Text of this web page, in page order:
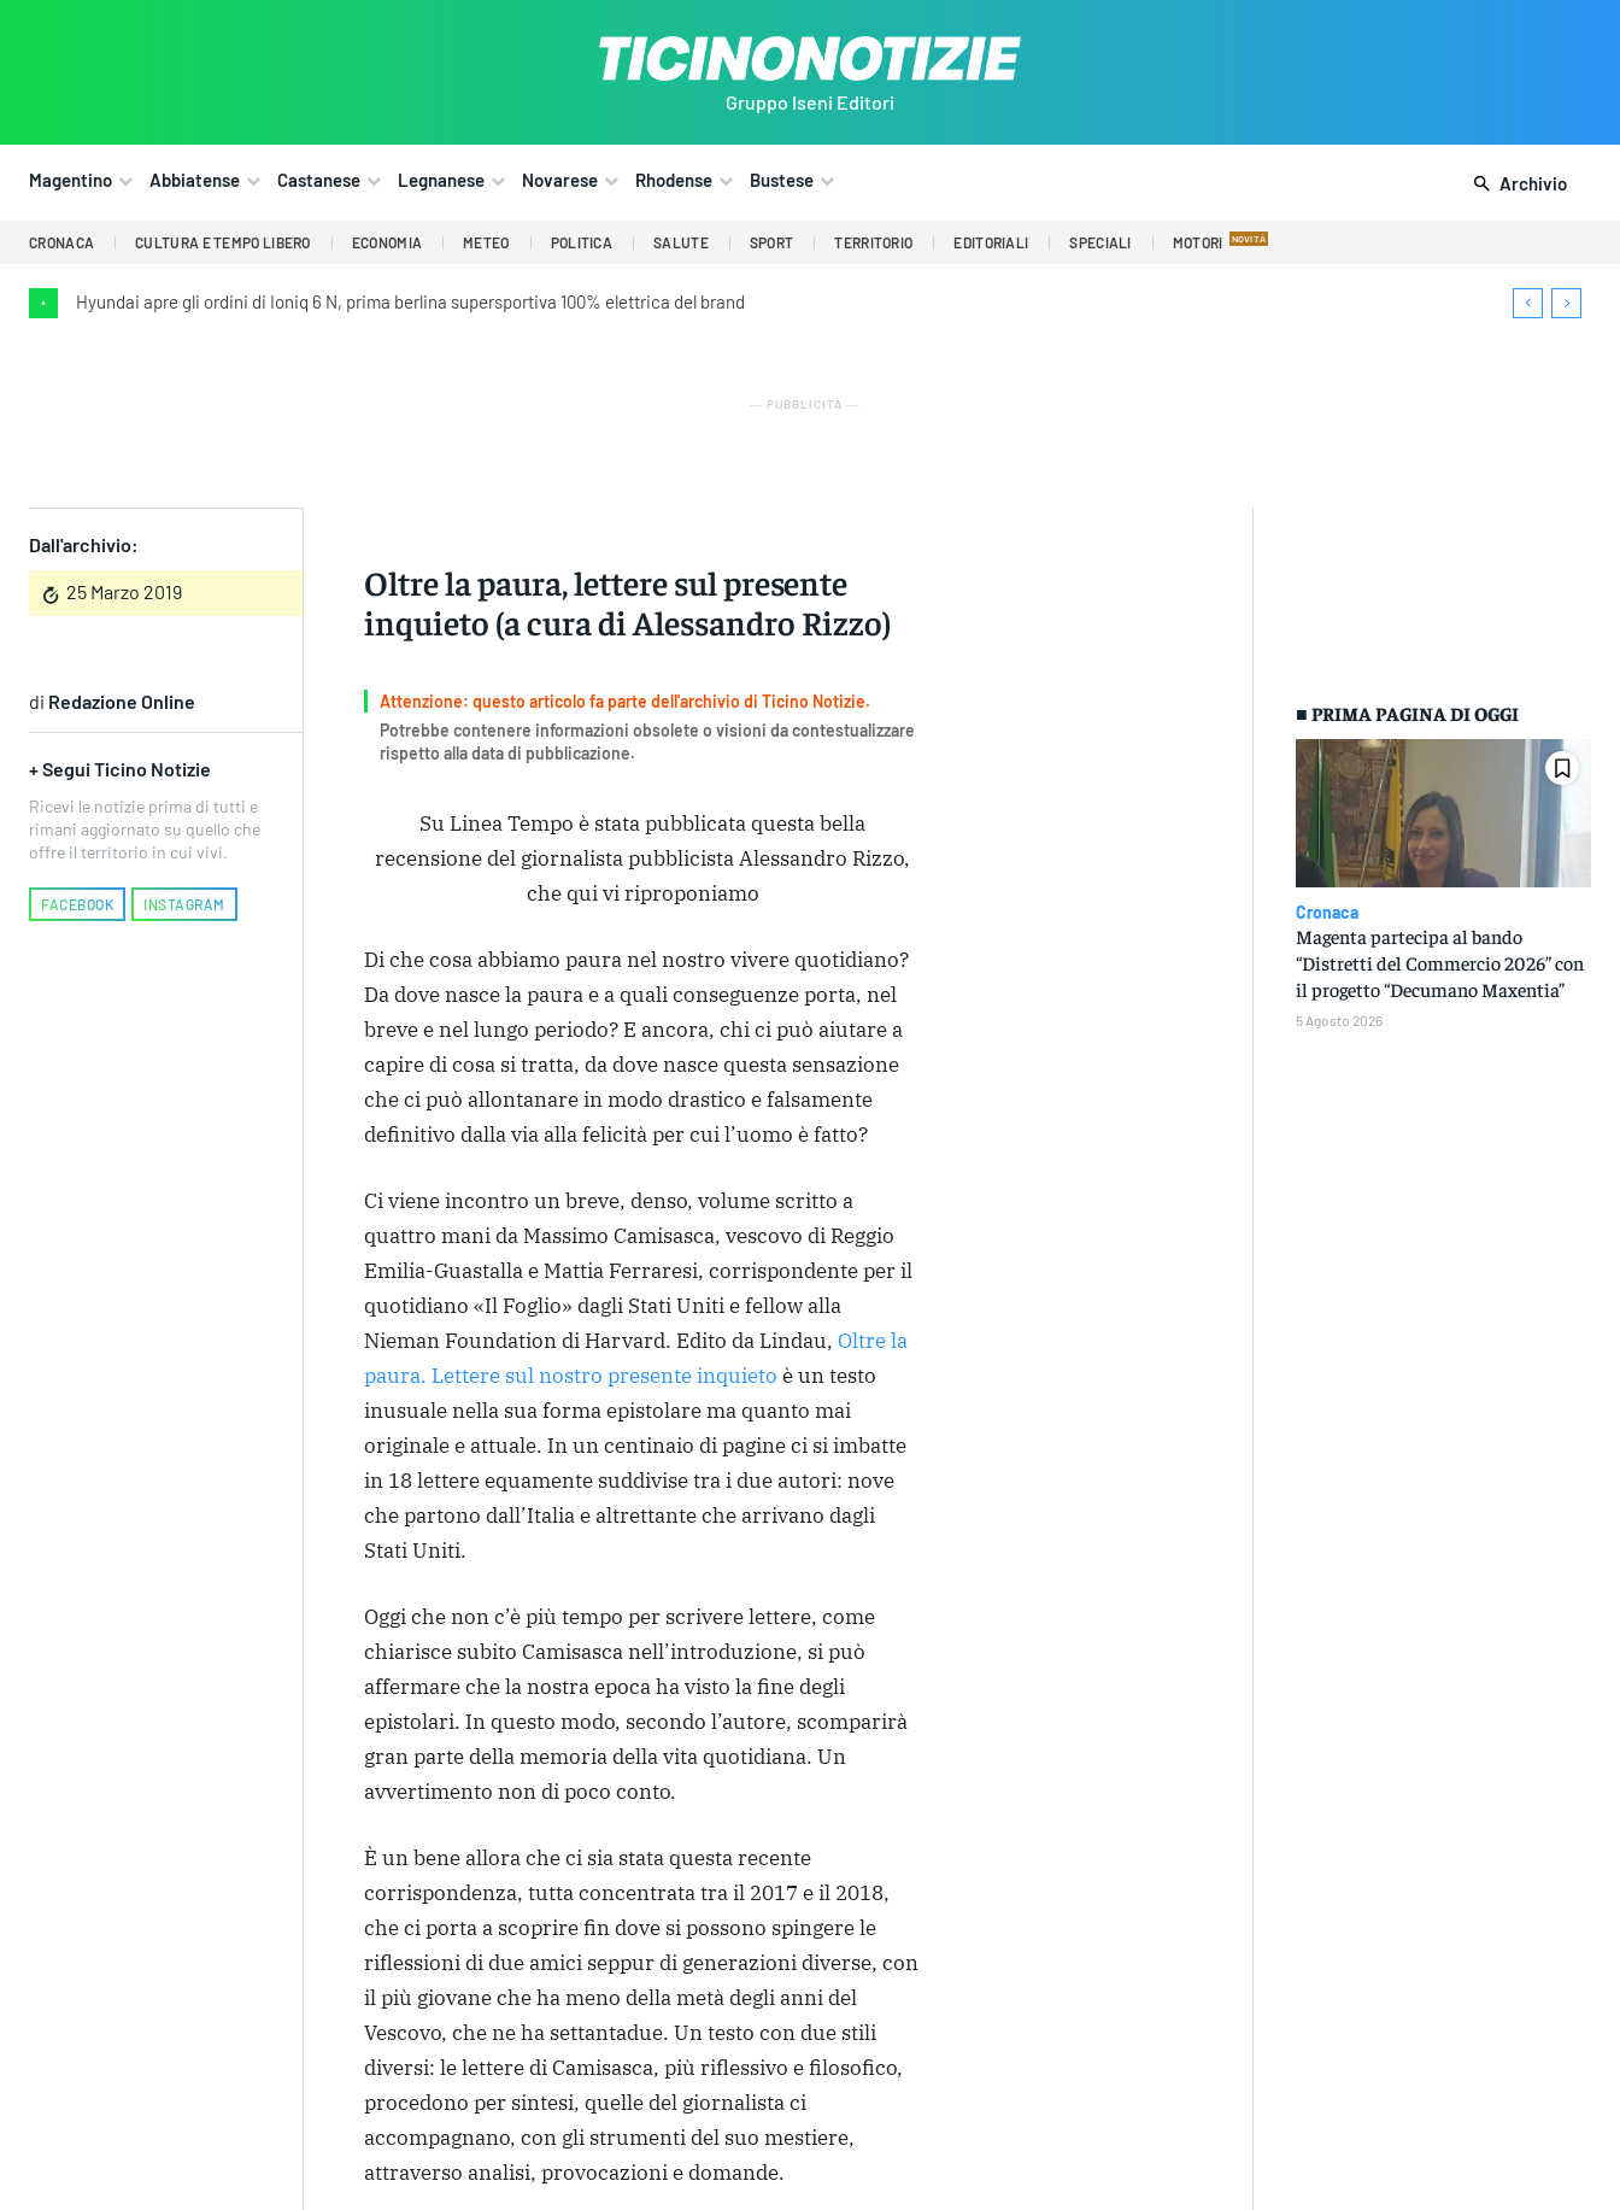
Gruppo Iseni Editori
Magentino Abbiatense Castanese Legnanese Novarese Rhodense Bustese Archivio
CRONACA CULTURA E TEMPO LIBERO ECONOMIA METEO POLITICA SALUTE SPORT TERRITORIO EDITORIALI SPECIALI MOTORI
• Hyundai apre gli ordini di Ioniq 6 N, prima berlina supersportiva 100% elettrica del brand
― PUBBLICITÀ ―
Dall'archivio:
25 Marzo 2019
Oltre la paura, lettere sul presente
inquieto (a cura di Alessandro Rizzo)
di Redazione Online
+ Segui Ticino Notizie
Ricevi le notizie prima di tutti e
rimani aggiornato su quello che
offre il territorio in cui vivi.
FACEBOOK INSTAGRAM
Attenzione: questo articolo fa parte dell'archivio di Ticino Notizie.
Potrebbe contenere informazioni obsolete o visioni da contestualizzare
rispetto alla data di pubblicazione.
Su Linea Tempo è stata pubblicata questa bella
recensione del giornalista pubblicista Alessandro Rizzo,
che qui vi riproponiamo
Di che cosa abbiamo paura nel nostro vivere quotidiano?
Da dove nasce la paura e a quali conseguenze porta, nel
breve e nel lungo periodo? E ancora, chi ci può aiutare a
capire di cosa si tratta, da dove nasce questa sensazione
che ci può allontanare in modo drastico e falsamente
definitivo dalla via alla felicità per cui l’uomo è fatto?
Ci viene incontro un breve, denso, volume scritto a
quattro mani da Massimo Camisasca, vescovo di Reggio
Emilia-Guastalla e Mattia Ferraresi, corrispondente per il
quotidiano «Il Foglio» dagli Stati Uniti e fellow alla
Nieman Foundation di Harvard. Edito da Lindau, Oltre la
paura. Lettere sul nostro presente inquieto è un testo
inusuale nella sua forma epistolare ma quanto mai
originale e attuale. In un centinaio di pagine ci si imbatte
in 18 lettere equamente suddivise tra i due autori: nove
che partono dall’Italia e altrettante che arrivano dagli
Stati Uniti.
Oggi che non c’è più tempo per scrivere lettere, come
chiarisce subito Camisasca nell’introduzione, si può
affermare che la nostra epoca ha visto la fine degli
epistolari. In questo modo, secondo l’autore, scomparirà
gran parte della memoria della vita quotidiana. Un
avvertimento non di poco conto.
È un bene allora che ci sia stata questa recente
corrispondenza, tutta concentrata tra il 2017 e il 2018,
che ci porta a scoprire fin dove si possono spingere le
riflessioni di due amici seppur di generazioni diverse, con
il più giovane che ha meno della metà degli anni del
Vescovo, che ne ha settantadue. Un testo con due stili
diversi: le lettere di Camisasca, più riflessivo e filosofico,
procedono per sintesi, quelle del giornalista ci
accompagnano, con gli strumenti del suo mestiere,
attraverso analisi, provocazioni e domande.
■ PRIMA PAGINA DI OGGI
Cronaca
Magenta partecipa al bando
“Distretti del Commercio 2026” con
il progetto “Decumano Maxentia”
5 Agosto 2026